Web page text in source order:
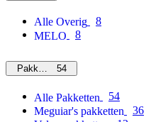
Alle Overig
8
MELO
8
Pakketten54
Alle Pakketten
54
Meguiar's pakketten
36